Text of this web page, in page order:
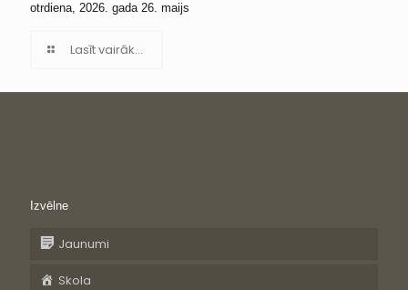
otrdiena, 2026. gada 26. maijs
Lasīt vairāk...
Izvēlne
Jaunumi
Skola